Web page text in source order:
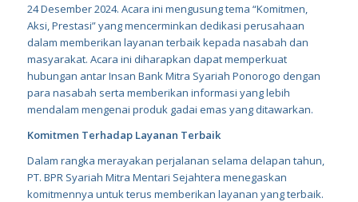
24 Desember 2024. Acara ini mengusung tema “Komitmen,
Aksi, Prestasi” yang mencerminkan dedikasi perusahaan
dalam memberikan layanan terbaik kepada nasabah dan
masyarakat. Acara ini diharapkan dapat memperkuat
hubungan antar Insan Bank Mitra Syariah Ponorogo dengan
para nasabah serta memberikan informasi yang lebih
mendalam mengenai produk gadai emas yang ditawarkan.
Komitmen Terhadap Layanan Terbaik
Dalam rangka merayakan perjalanan selama delapan tahun,
PT. BPR Syariah Mitra Mentari Sejahtera menegaskan
komitmennya untuk terus memberikan layanan yang terbaik.